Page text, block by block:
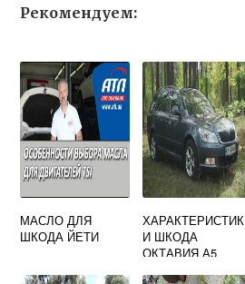
Рекомендуем:
МАСЛО ДЛЯ
ШКОДА ЙЕТИ
ХАРАКТЕРИСТИК
И ШКОДА
ОКТАВИЯ А5